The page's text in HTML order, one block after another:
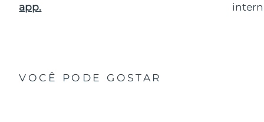
app.
VOCÊ PODE GOSTAR